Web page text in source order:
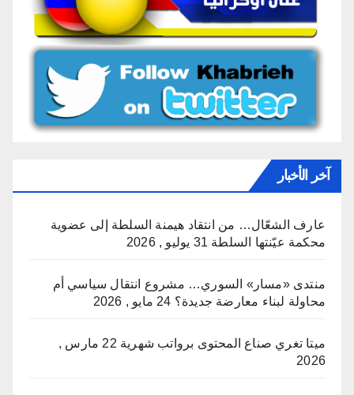
آخر الأخبار
عارف الشعّال… من انتقاد هيمنة السلطة إلى عضوية
محكمة عيّنتها السلطة 31 يوليو , 2026
منتدى «مسار» السوري… مشروع انتقال سياسي أم
محاولة لبناء معارضة جديدة؟ 24 مايو , 2026
ميتا تغري صناع المحتوى برواتب شهرية
22 مارس ,
2026